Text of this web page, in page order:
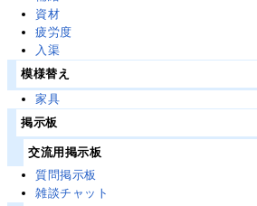
資材
疲労度
入渠
模様替え
家具
掲示板
交流用掲示板
質問掲示板
雑談チャット